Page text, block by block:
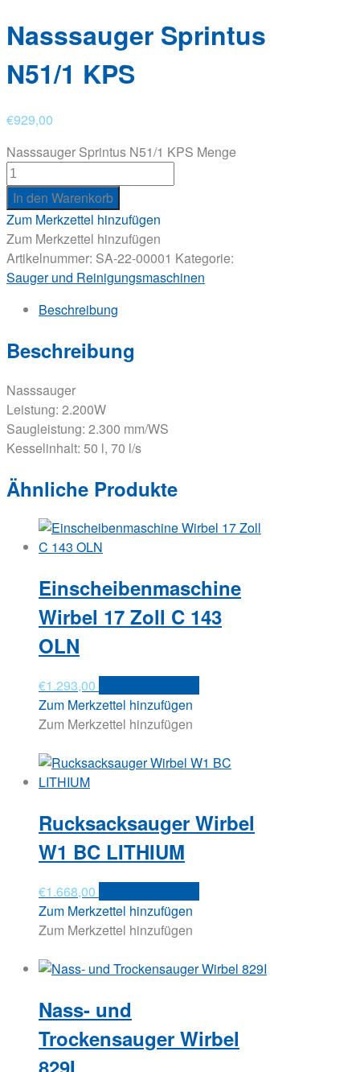
Nasssauger Sprintus
N51/1 KPS
€929,00
Nasssauger Sprintus N51/1 KPS Menge
In den Warenkorb
Zum Merkzettel hinzufügen
Zum Merkzettel hinzufügen
Artikelnummer: SA-22-00001 Kategorie:
Sauger und Reinigungsmaschinen
Beschreibung
Beschreibung
Nasssauger
Leistung: 2.200W
Saugleistung: 2.300 mm/WS
Kesselinhalt: 50 l, 70 l/s
Ähnliche Produkte
Einscheibenmaschine
Wirbel 17 Zoll C 143
OLN
€1.293,00
Zum Merkzettel hinzufügen
Zum Merkzettel hinzufügen
Rucksacksauger Wirbel
W1 BC LITHIUM
€1.668,00
Zum Merkzettel hinzufügen
Zum Merkzettel hinzufügen
Nass- und
Trockensauger Wirbel